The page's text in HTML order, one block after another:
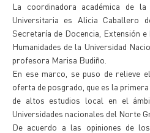
La coordinadora académica de la
Universitaria es Alicia Caballero
Secretaría de Docencia, Extensión
Humanidades de la Universidad
profesora Marisa Budiño.
En ese marco, se puso de relieve
oferta de posgrado, que es la
de altos estudios local en el
Universidades nacionales del Norte
De acuerdo a las opiniones de